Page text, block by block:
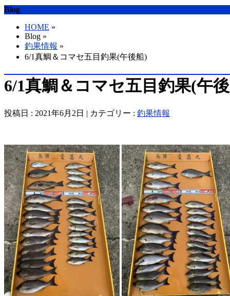
Blog
HOME »
Blog »
釣果情報 »
6/1真鯛＆コマセ五目釣果(午後船)
6/1真鯛＆コマセ五目釣果(午
投稿日 : 2021年6月2日 | カテゴリー : 釣果情報